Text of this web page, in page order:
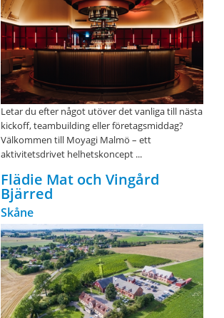
Letar du efter något utöver det vanliga till nästa
kickoff, teambuilding eller företagsmiddag?
Välkommen till Moyagi Malmö – ett
aktivitetsdrivet helhetskoncept ...
Flädie Mat och Vingård
Bjärred
Skåne